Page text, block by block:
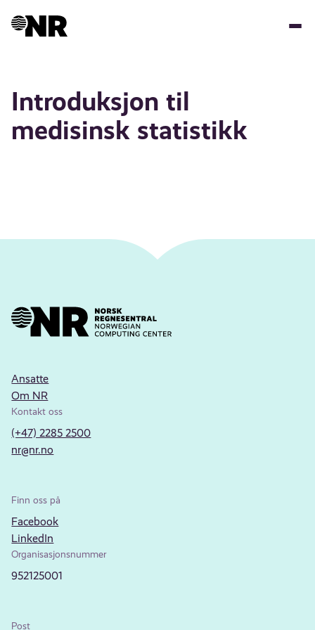
Introduksjon til
medisinsk statistikk
Ansatte
Om NR
Kontakt oss
(+47) 2285 2500
nr@nr.no
Finn oss på
Facebook
LinkedIn
Organisasjonsnummer
952125001
Post